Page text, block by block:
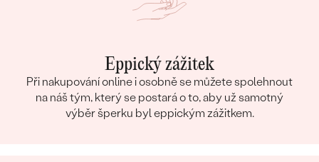
Eppický zážitek
Při nakupování online i osobně se můžete spolehnout
na náš tým, který se postará o to, aby už samotný
výběr šperku byl eppickým zážitkem.